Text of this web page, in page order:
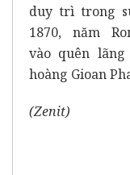
duy trì trong
1870, năm
vào quên
hoàng Gioan
(Zenit)